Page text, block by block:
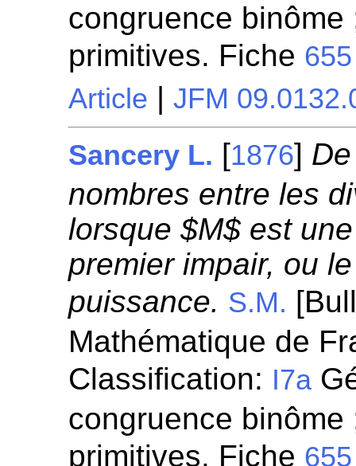
congruence
primitives. Fiche 655
Article |JFM
Sancery L. [1876]
nombres entre les
lorsque $M$ est
premier impair, ou
puissance. S.M.
Mathématique de
Classification: I7a
congruence
primitives. Fiche 655